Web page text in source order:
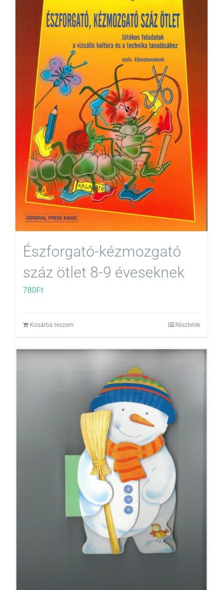
Észforgató-kézmozgató
száz ötlet 8-9 éveseknek
780Ft
Kosárba teszem Részletek